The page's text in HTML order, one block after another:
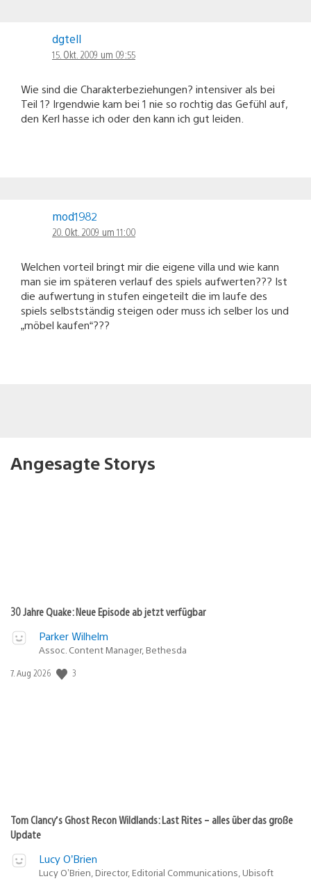
dgtell
15. Okt. 2009 um 09:55
Wie sind die Charakterbeziehungen? intensiver als bei
Teil 1? Irgendwie kam bei 1 nie so rochtig das Gefühl auf,
den Kerl hasse ich oder den kann ich gut leiden.
mod1982
20. Okt. 2009 um 11:00
Welchen vorteil bringt mir die eigene villa und wie kann
man sie im späteren verlauf des spiels aufwerten??? Ist
die aufwertung in stufen eingeteilt die im laufe des
spiels selbstständig steigen oder muss ich selber los und
„möbel kaufen“???
Angesagte Storys
30 Jahre Quake: Neue Episode ab jetzt verfügbar
Parker Wilhelm
Assoc. Content Manager, Bethesda
Veröffentlichungsdatum:
7. Aug 2026 3
Tom Clancy’s Ghost Recon Wildlands: Last Rites – alles über das große
Update
Lucy O’Brien
Lucy O’Brien, Director, Editorial Communications, Ubisoft